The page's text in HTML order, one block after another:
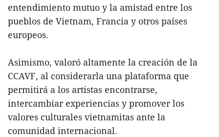
entendimiento mutuo y la amistad entre los
pueblos de Vietnam, Francia y otros países
europeos.
Asimismo, valoró altamente la creación de la
CCAVF, al considerarla una plataforma que
permitirá a los artistas encontrarse,
intercambiar experiencias y promover los
valores culturales vietnamitas ante la
comunidad internacional.